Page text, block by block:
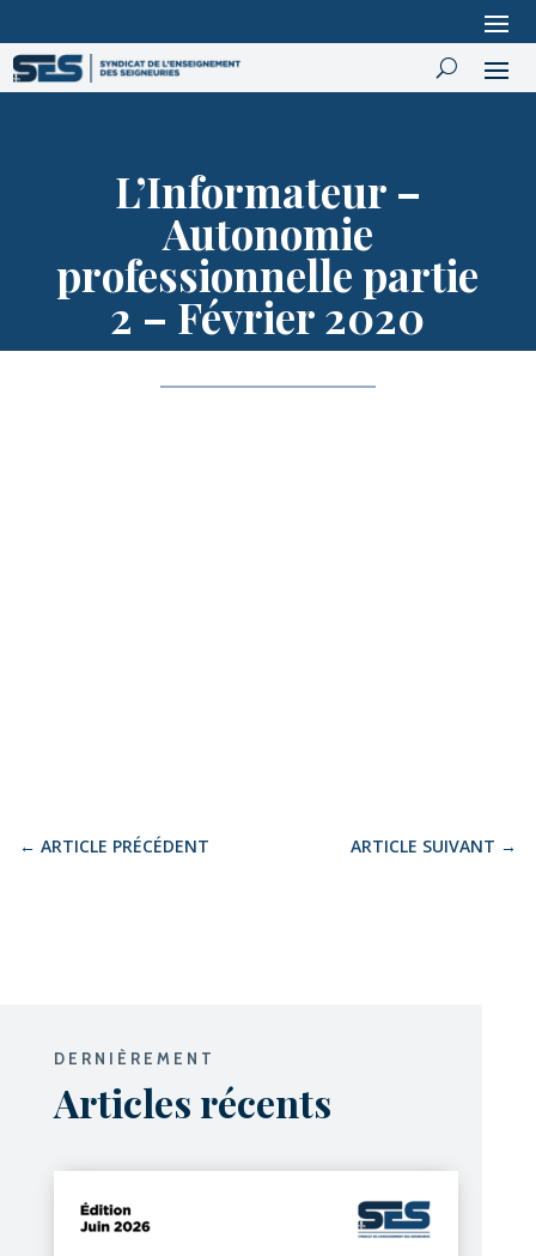
L’Informateur –
Autonomie
professionnelle partie
2 – Février 2020
← ARTICLE PRÉCÉDENT ARTICLE SUIVANT →
DERNIÈREMENT
Articles récents